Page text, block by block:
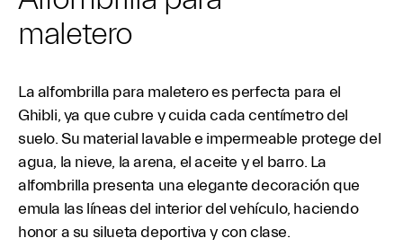
maletero
La alfombrilla para maletero es perfecta para el
Ghibli, ya que cubre y cuida cada centímetro del
suelo. Su material lavable e impermeable protege del
agua, la nieve, la arena, el aceite y el barro. La
alfombrilla presenta una elegante decoración que
emula las líneas del interior del vehículo, haciendo
honor a su silueta deportiva y con clase.